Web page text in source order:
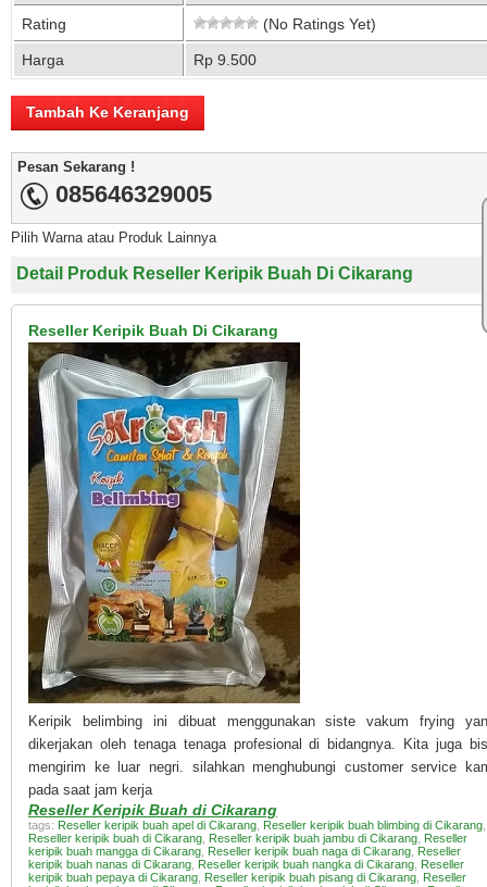
Rating (No Ratings Yet)
Harga Rp 9.500
Pesan Sekarang !
085646329005
Pilih Warna atau Produk Lainnya
Detail Produk Reseller Keripik Buah Di Cikarang
Reseller Keripik Buah Di Cikarang
Keripik belimbing ini dibuat menggunakan siste vakum frying
dikerjakan oleh tenaga tenaga profesional di bidangnya. Kita juga
mengirim ke luar negri. silahkan menghubungi customer service
pada saat jam kerja
Reseller Keripik Buah di Cikarang
tags: Reseller keripik buah apel di Cikarang Reseller keripik buah blimbing di Cikarang
Reseller keripik buah di Cikarang Reseller keripik buah jambu di Cikarang Reseller
keripik buah mangga di Cikarang Reseller keripik buah naga di Cikarang Reseller
keripik buah nanas di Cikarang Reseller keripik buah nangka di Cikarang Reseller
keripik buah pepaya di Cikarang Reseller keripik buah pisang di Cikarang Reseller